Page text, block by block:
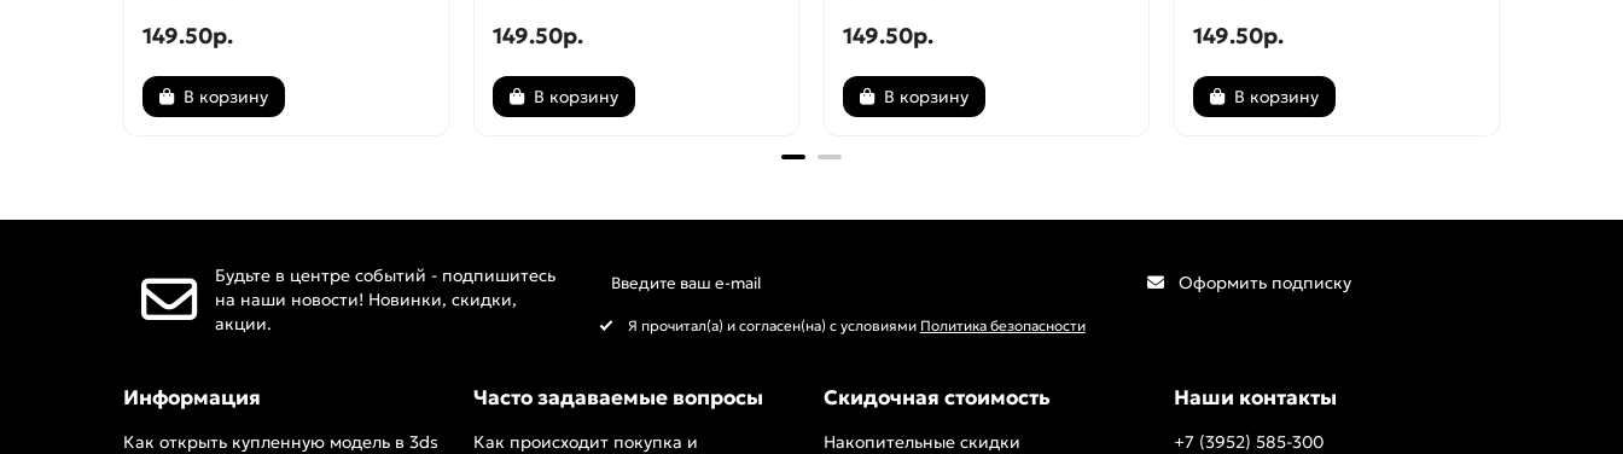
149.50р.
В корзину
149.50р.
В корзину
149.50р.
В корзину
149.50р.
В корзину
Будьте в центре событий - подпишитесь
на наши новости! Новинки, скидки,
акции.
Оформить подписку
Я прочитал(а) и согласен(на) с условиями Политика безопасности
Информация
Как открыть купленную модель в 3ds
Часто задаваемые вопросы
Как происходит покупка и
Скидочная стоимость
Накопительные скидки
Наши контакты
+7 (3952) 585-300